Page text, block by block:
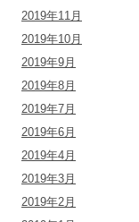
2019年11月
2019年10月
2019年9月
2019年8月
2019年7月
2019年6月
2019年4月
2019年3月
2019年2月